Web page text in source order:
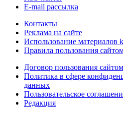
E-mail рассылка
Контакты
Реклама на сайте
Использование материалов
Правила пользования
Договор пользования сайтом
Политика в сфере
данных
Пользовательское
Редакция